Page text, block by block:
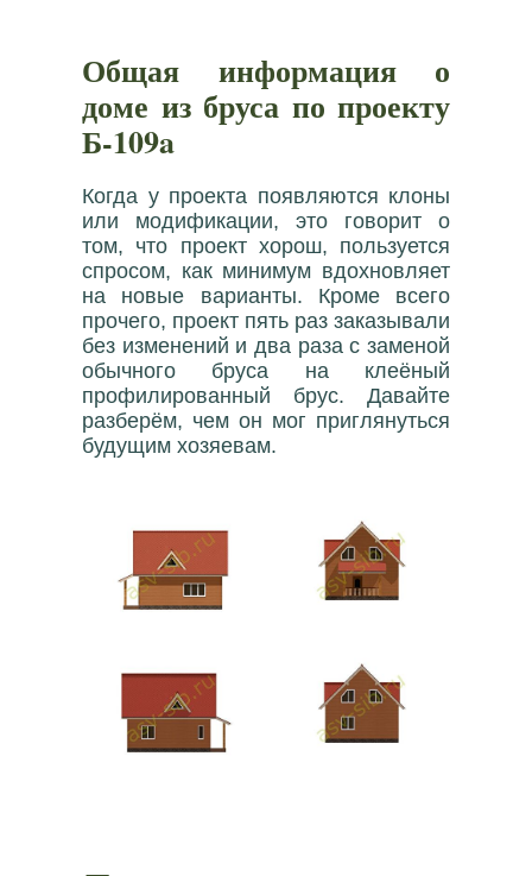
Общая информация о
доме из бруса по проекту
Б-109a
Когда у проекта появляются клоны
или модификации, это говорит о
том, что проект хорош, пользуется
спросом, как минимум вдохновляет
на новые варианты. Кроме всего
прочего, проект пять раз заказывали
без изменений и два раза с заменой
обычного бруса на клеёный
профилированный брус. Давайте
разберём, чем он мог приглянуться
будущим хозяевам.